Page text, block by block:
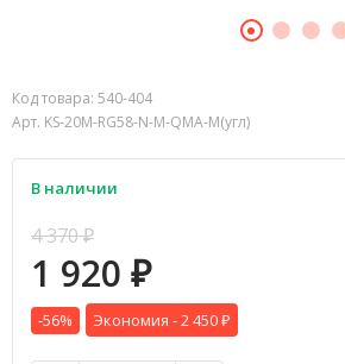
Код товара: 540-404
Арт. KS-20M-RG58-N-M-QMA-M(угл)
В наличии
4 370₽
1 920 ₽
-56% Экономия -2 450 ₽